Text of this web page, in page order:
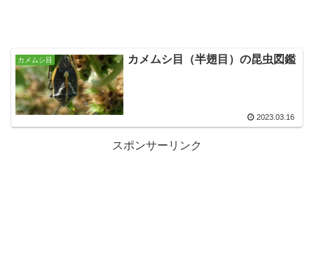
カメムシ目 カメムシ目（半翅目）の昆虫図鑑
2023.03.16
スポンサーリンク